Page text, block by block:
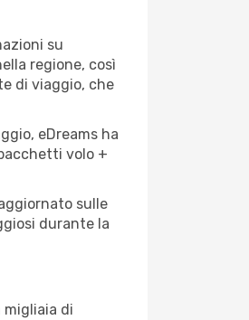
su
regione, così
di viaggio, che
eDreams ha
volo +
sulle
durante la
migliaia di